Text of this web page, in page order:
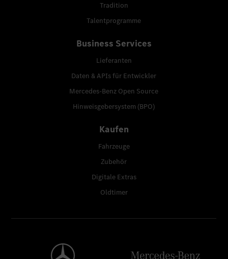
Tradition
Talentprogramme
Business Services
Lieferanten
Daten & APIs für Entwickler
Mercedes-Benz Open Source
Hinweisgebersystem (BPO)
Kaufen
Fahrzeuge
Zubehör
Digitale Extras
Oldtimer